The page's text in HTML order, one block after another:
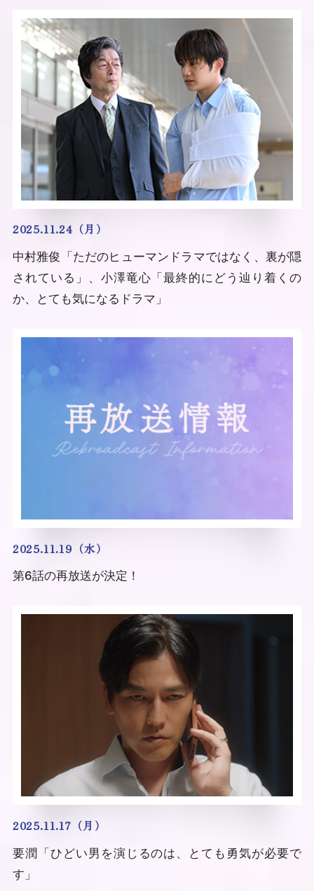
2025.11.24（月）
中村雅俊「ただのヒューマンドラマではなく、裏が隠
されている」、小澤竜心「最終的にどう辿り着くの
か、とても気になるドラマ」
2025.11.19（水）
第6話の再放送が決定！
2025.11.17（月）
要潤「ひどい男を演じるのは、とても勇気が必要で
す」